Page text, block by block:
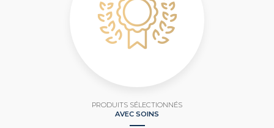
PRODUITS SÉLECTIONNÉS
AVEC SOINS